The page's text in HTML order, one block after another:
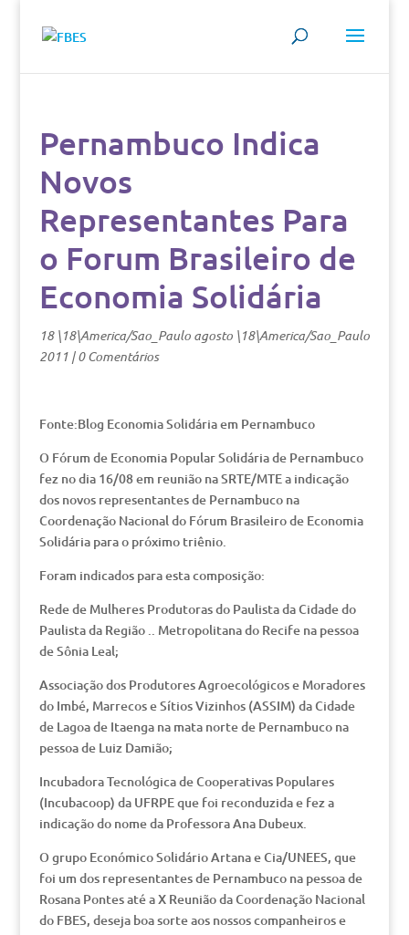
Pernambuco Indica
Novos
Representantes Para
o Forum Brasileiro de
Economia Solidária
18 \18\America/Sao_Paulo agosto \18\America/Sao_Paulo
2011|0 Comentários
Fonte:Blog Economia Solidária em Pernambuco
O Fórum de Economia Popular Solidária de Pernambuco
fez no dia 16/08 em reunião na SRTE/MTE a indicação
dos novos representantes de Pernambuco na
Coordenação Nacional do Fórum Brasileiro de Economia
Solidária para o próximo triênio.
Foram indicados para esta composição:
Rede de Mulheres Produtoras do Paulista da Cidade do
Paulista da Região .. Metropolitana do Recife na pessoa
de Sônia Leal;
Associação dos Produtores Agroecológicos e Moradores
do Imbé, Marrecos e Sítios Vizinhos (ASSIM) da Cidade
de Lagoa de Itaenga na mata norte de Pernambuco na
pessoa de Luiz Damião;
Incubadora Tecnológica de Cooperativas Populares
(Incubacoop) da UFRPE que foi reconduzida e fez a
indicação do nome da Professora Ana Dubeux.
O grupo Económico Solidário Artana e Cia/UNEES, que
foi um dos representantes de Pernambuco na pessoa de
Rosana Pontes até a X Reunião da Coordenação Nacional
do FBES, deseja boa sorte aos nossos companheiros e